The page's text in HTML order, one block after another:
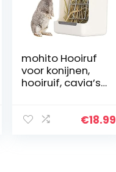
mohito Hooiruf
voor konijnen,
hooiruif, cavia’s,
hamstervoer,
€18.99